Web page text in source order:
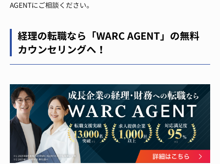
AGENTにご相談ください。
経理の転職なら「WARC AGENT」の無料
カウンセリングへ！